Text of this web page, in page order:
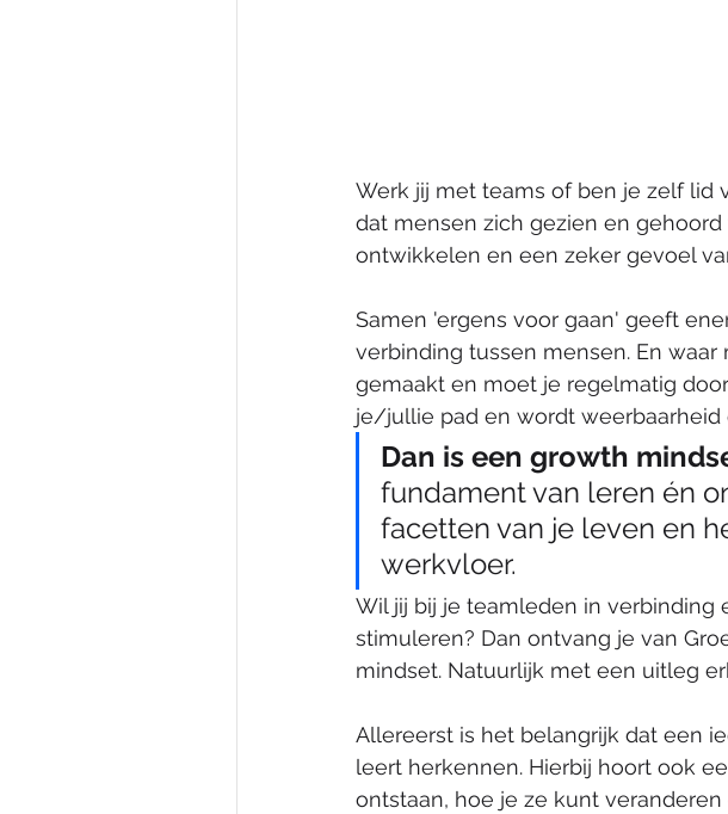
Werk jij met teams of ben je zelf lid
dat mensen zich gezien en
ontwikkelen en een zeker gevoel
Samen 'ergens voor gaan' geeft
verbinding tussen mensen. En
gemaakt en moet je regelmatig
je/jullie pad en wordt weerbaarheid
Dan is een growth
fundament van leren én
facetten van je leven en
werkvloer.
Wil jij bij je teamleden in
stimuleren? Dan ontvang je van
mindset. Natuurlijk met een uitleg
Allereerst is het belangrijk dat een
leert herkennen. Hierbij hoort ook
ontstaan, hoe je ze kunt